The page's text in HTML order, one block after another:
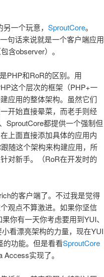
一个玩意， SproutCore。
句话来说就是一个客户端应用
含observer）。
PHP和RoR的区别。用
这个层次的框架（PHP+一
应用的整体架构。虽然它们
开始直接晕菜，而老手则经
SproutCore都提供一个强制但
上面直接添加具体的应用内
随这个架构来构建应用，所
对新手。（RoR在开发时的
的客户端了。不过我是觉得
观点不算激进。如果你坚信
你有一天你考虑要用到YUI、
看漂亮架构的力量，现在YUI
功能。但是看看SproutCore
实现了。